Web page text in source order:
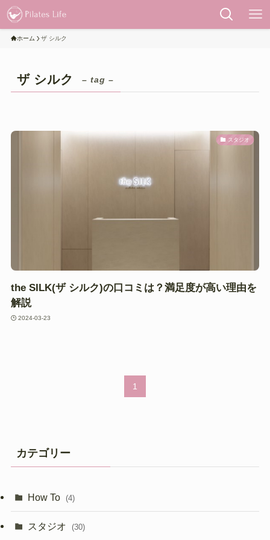
ホーム ザ シルク
ザ シルク – tag –
スタジオ
the SILK(ザ シルク)の口コミは？満足度が高い理由を
解説
2024-03-23
1
カテゴリー
How To (4)
スタジオ (30)